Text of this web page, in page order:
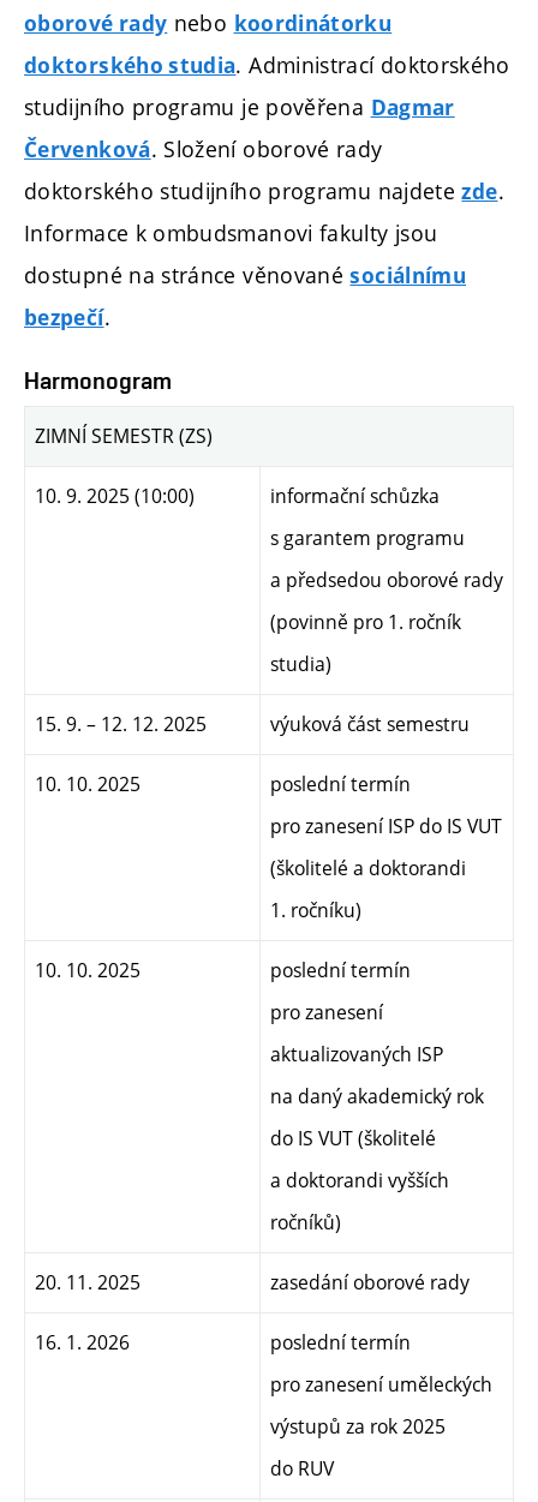
oborové rady nebo koordinátorku
doktorského studia. Administrací doktorského
studijního programu je pověřena Dagmar
Červenková. Složení oborové rady
doktorského studijního programu najdetezde.
Informace k ombudsmanovi fakulty jsou
dostupné na stránce věnovanésociálnímu
bezpečí.
Harmonogram
ZIMNÍ SEMESTR (ZS)
10. 9. 2025 (10:00)
informační schůzka
s garantem programu
a předsedou oborové rady
(povinně pro 1. ročník
studia)
15. 9. – 12. 12. 2025 výuková část semestru
10. 10. 2025
poslední termín
pro zanesení ISP do IS VUT
(školitelé a doktorandi
1. ročníku)
10. 10. 2025
poslední termín
pro zanesení
aktualizovaných ISP
na daný akademický rok
do IS VUT (školitelé
a doktorandi vyšších
ročníků)
20. 11. 2025 zasedání oborové rady
16. 1. 2026
poslední termín
pro zanesení uměleckých
výstupů za rok 2025
do RUV